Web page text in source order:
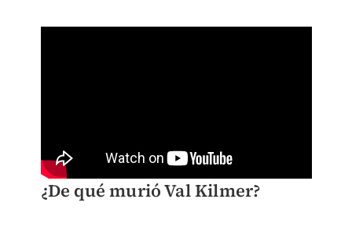
¿De qué murió Val Kilmer?